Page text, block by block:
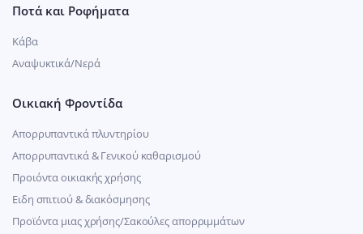
Ποτά και Ροφήματα
Κάβα
Αναψυκτικά/Νερά
Οικιακή Φροντίδα
Απορρυπαντικά πλυντηρίου
Απορρυπαντικά & Γενικού καθαρισμού
Προιόντα οικιακής χρήσης
Ειδη σπιτιού & διακόσμησης
Προϊόντα μιας χρήσης/Σακούλες απορριμμάτων